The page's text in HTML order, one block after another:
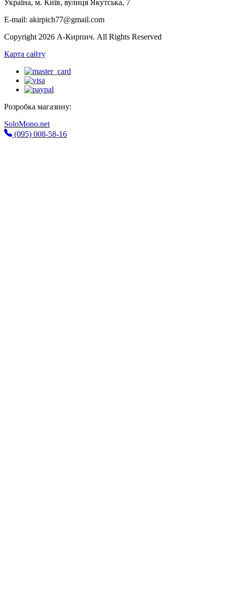
Україна, м. Київ, вулиця Якутська, 7
E-mail: akirpich77@gmail.com
Copyright 2026 А-Кирпич. All Rights Reserved
Карта сайту
Розробка магазину:
SoloMono.net
(095) 008-58-16